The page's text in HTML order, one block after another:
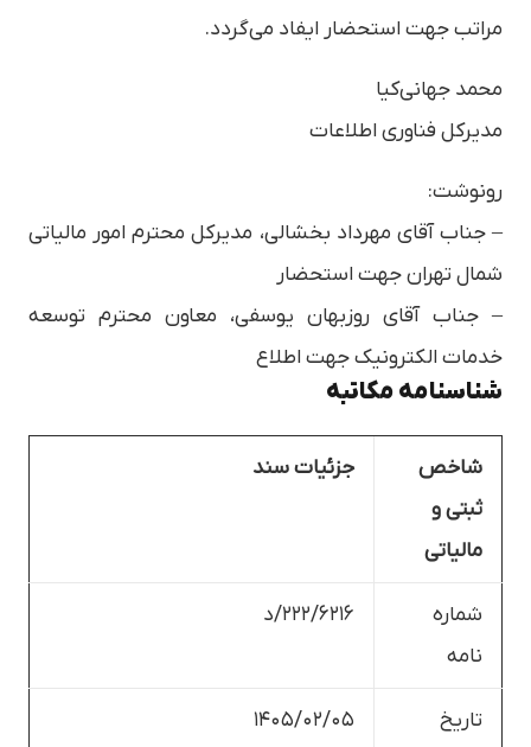
مراتب جهت استحضار ایفاد می‌گردد.
محمد جهانی‌کیا
مدیرکل فناوری اطلاعات
رونوشت:
– جناب آقای مهرداد بخشالی، مدیرکل محترم امور مالیاتی
شمال تهران جهت استحضار
– جناب آقای روزبهان یوسفی، معاون محترم توسعه
خدمات الکترونیک جهت اطلاع
شناسنامه مکاتبه
شاخص
ثبتی و
مالیاتی
جزئیات سند
شماره
نامه
۲۲۲/۶۲۱۶/د
تاریخ
۱۴۰۵/۰۲/۰۵